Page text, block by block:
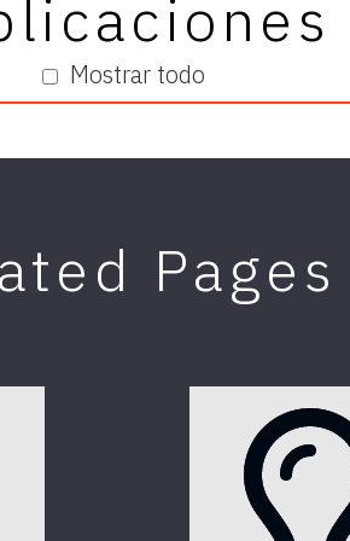
Mostrar todo
Pages